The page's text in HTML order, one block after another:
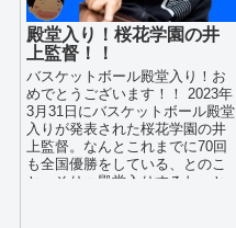
殿堂入り！桜花学園の井
上監督！！
バスケットボール殿堂入り！お
めでとうございます！！ 2023年
3月31日にバスケットボール殿堂
入りが発表された桜花学園の井
上監督。なんとこれまでに70回
も全国優勝をしている、とのこ
と。そりゃ殿堂入りするわ、と